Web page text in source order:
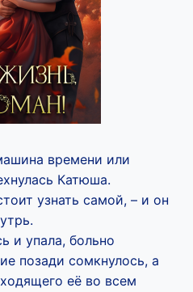
времени или
Катюша.
узнать самой, – и он
и упала, больно
позади сомкнулось, а
её во всем